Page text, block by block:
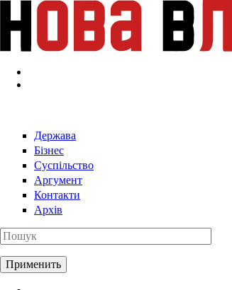
Перейти к основному содержанию
Держава
Бізнес
Суспільство
Аргумент
Контакти
Архів